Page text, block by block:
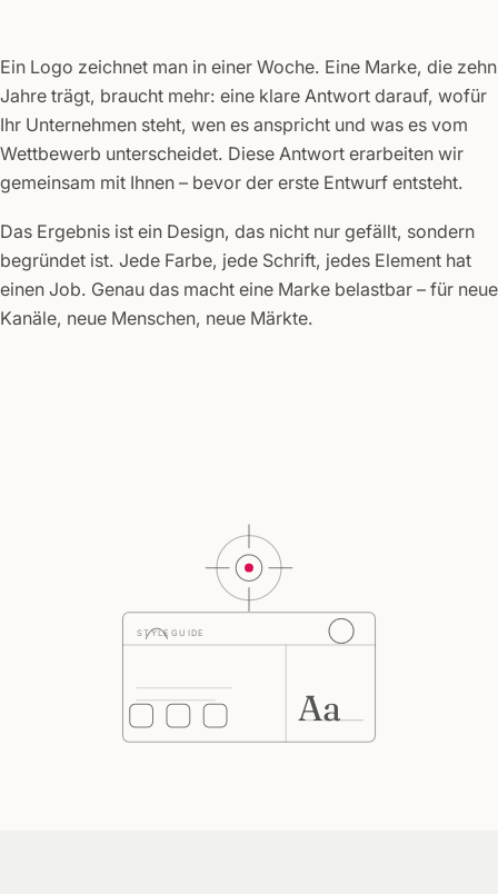
Aa
STYLEGUIDE
Ein Logo zeichnet man in einer Woche. Eine Marke, die zehn
Jahre trägt, braucht mehr: eine klare Antwort darauf, wofür
Ihr Unternehmen steht, wen es anspricht und was es vom
Wettbewerb unterscheidet. Diese Antwort erarbeiten wir
gemeinsam mit Ihnen – bevor der erste Entwurf entsteht.
Das Ergebnis ist ein Design, das nicht nur gefällt, sondern
begründet ist. Jede Farbe, jede Schrift, jedes Element hat
einen Job. Genau das macht eine Marke belastbar – für neue
Kanäle, neue Menschen, neue Märkte.